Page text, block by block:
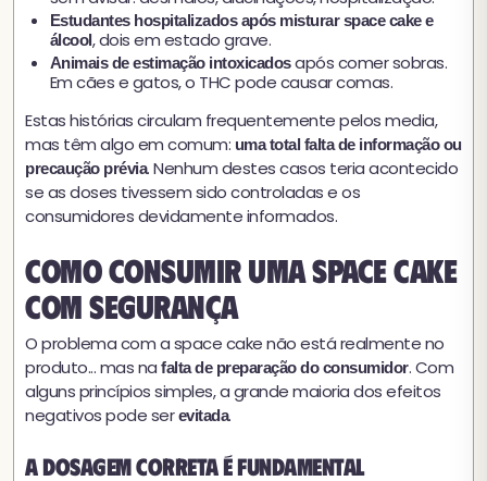
Estudantes hospitalizados após misturar space cake e
álcool, dois em estado grave.
Animais de estimação intoxicadosapós comer sobras.
Em cães e gatos, o THC pode causar comas.
Estas histórias circulam frequentemente pelos media,
mas têm algo em comum: uma total falta de informação ou
precaução prévia. Nenhum destes casos teria acontecido
se as doses tivessem sido controladas e os
consumidores devidamente informados.
Como consumir uma space cake
com segurança
O problema com a space cake não está realmente no
produto... mas na falta de preparação do consumidor. Com
alguns princípios simples, a grande maioria dos efeitos
negativos pode serevitada.
A dosagem correta é fundamental